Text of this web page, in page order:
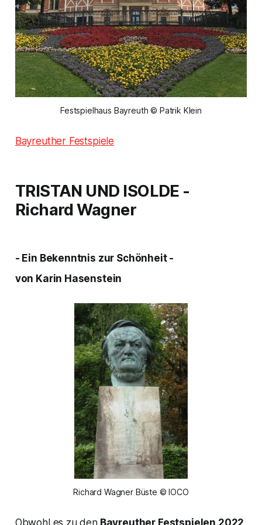
Festspielhaus Bayreuth © Patrik Klein
Bayreuther Festspiele
TRISTAN UND ISOLDE -
Richard Wagner
- Ein Bekenntnis zur Schönheit -
von Karin Hasenstein
Richard Wagner Büste © IOCO